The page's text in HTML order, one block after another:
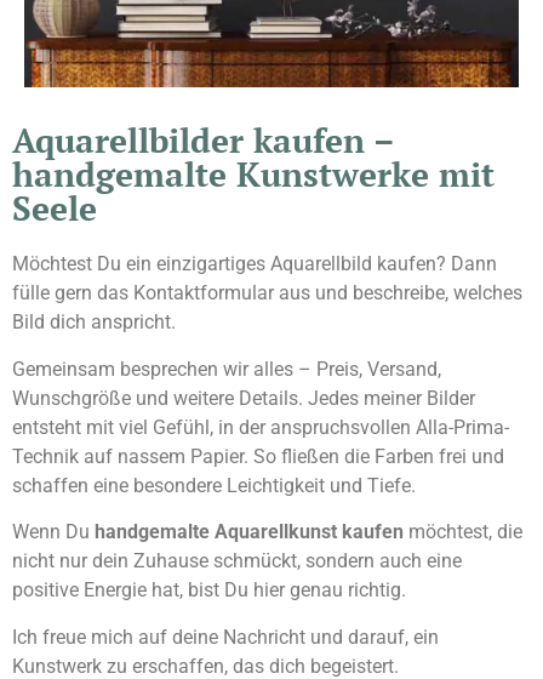
Aquarellbilder kaufen –
handgemalte Kunstwerke mit
Seele
Möchtest Du ein einzigartiges Aquarellbild kaufen? Dann
fülle gern das Kontaktformular aus und beschreibe, welches
Bild dich anspricht.
Gemeinsam besprechen wir alles – Preis, Versand,
Wunschgröße und weitere Details. Jedes meiner Bilder
entsteht mit viel Gefühl, in der anspruchsvollen Alla-Prima-
Technik auf nassem Papier. So fließen die Farben frei und
schaffen eine besondere Leichtigkeit und Tiefe.
Wenn Du handgemalte Aquarellkunst kaufen möchtest, die
nicht nur dein Zuhause schmückt, sondern auch eine
positive Energie hat, bist Du hier genau richtig.
Ich freue mich auf deine Nachricht und darauf, ein
Kunstwerk zu erschaffen, das dich begeistert.